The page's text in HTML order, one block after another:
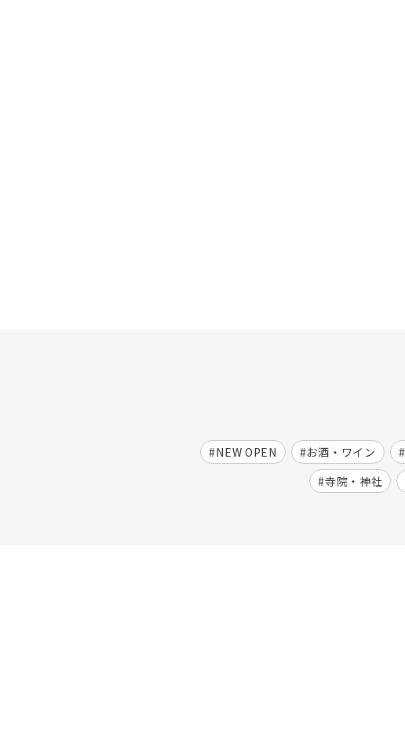
NEW OPEN お酒・ワイン
寺院・神社